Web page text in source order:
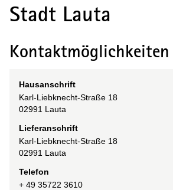
Stadt Lauta
Kontaktmöglichkeiten
Hausanschrift
Karl-Liebknecht-Straße 18
02991 Lauta
Lieferanschrift
Karl-Liebknecht-Straße 18
02991 Lauta
Telefon
+ 49 35722 3610